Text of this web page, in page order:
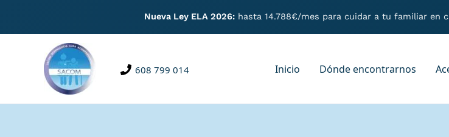
Nueva Ley ELA 2026: hasta 14.788€/mes para cuidar a tu familiar en
608 799 014 Inicio Dónde encontrarnos